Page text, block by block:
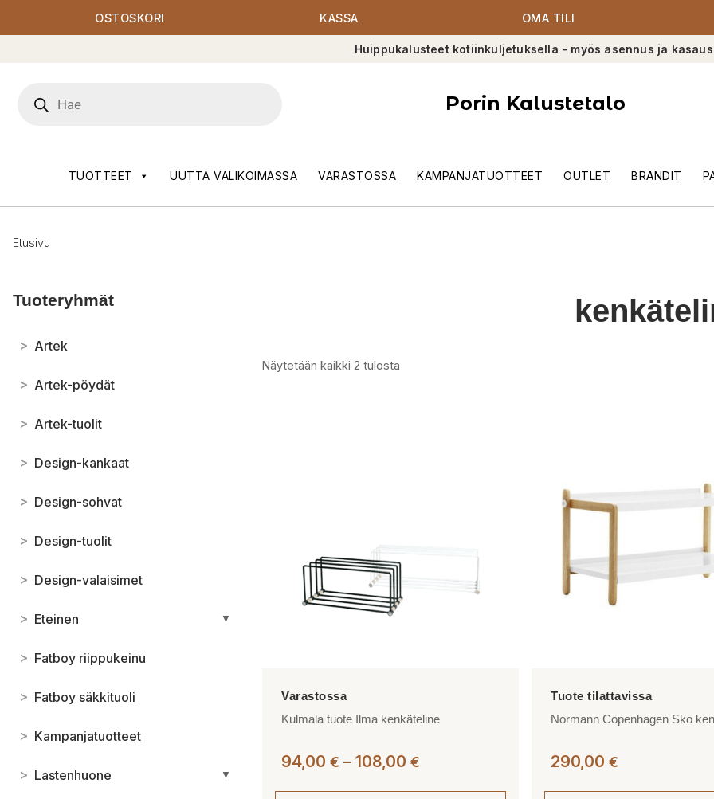
OSTOSKORI KASSA OMA TILI
Huippukalusteet kotiinkuljetuksella - myös asennus ja
search
Porin Kalustetalo
TUOTTEET UUTTA VALIKOIMASSA VARASTOSSA KAMPANJATUOTTEET OUTLET BRÄNDIT
Etusivu
Tuoteryhmät
> Artek
> Artek-pöydät
> Artek-tuolit
> Design-kankaat
> Design-sohvat
> Design-tuolit
> Design-valaisimet
> Eteinen ▼
> Fatboy riippukeinu
> Fatboy säkkituoli
> Kampanjatuotteet
> Lastenhuone ▼
Näytetään kaikki 2 tulosta
Kulmala tuote Ilma kenkäteline
94,00 € – 108,00 €
Normann Copenhagen Sko
290,00 €